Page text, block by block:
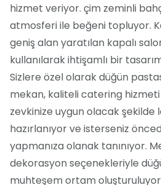
hizmet veriyor. çim zeminli
atmosferi ile beğeni topluyor.
geniş alan yaratılan kapalı
kullanılarak ihtişamlı bir
Sizlere özel olarak düğün
mekan, kaliteli catering
zevkinize uygun olacak şekilde
hazırlanıyor ve isterseniz
yapmanıza olanak tanınıyor.
dekorasyon seçenekleriyle
muhteşem ortam